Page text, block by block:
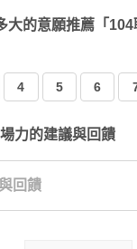
大的意願推薦「
4 5 6
力的建議與回饋